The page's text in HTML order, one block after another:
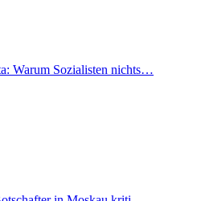
Warum Sozialisten nichts…